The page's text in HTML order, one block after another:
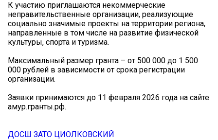
К участию приглашаются некоммерческие
неправительственные организации, реализующие
социально значимые проекты на территории региона,
направленные в том числе на развитие физической
культуры, спорта и туризма.
Максимальный размер гранта – от 500 000 до 1 500
000 рублей в зависимости от срока регистрации
организации.
Заявки принимаются до 11 февраля 2026 года на сайте
амур.гранты.рф.
ДОСШ ЗАТО ЦИОЛКОВСКИЙ